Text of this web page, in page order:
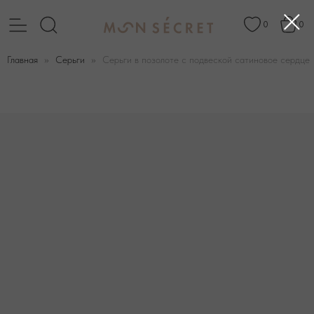
Главная Серьги Серьги в позолоте с подвеской сатиновое сердце